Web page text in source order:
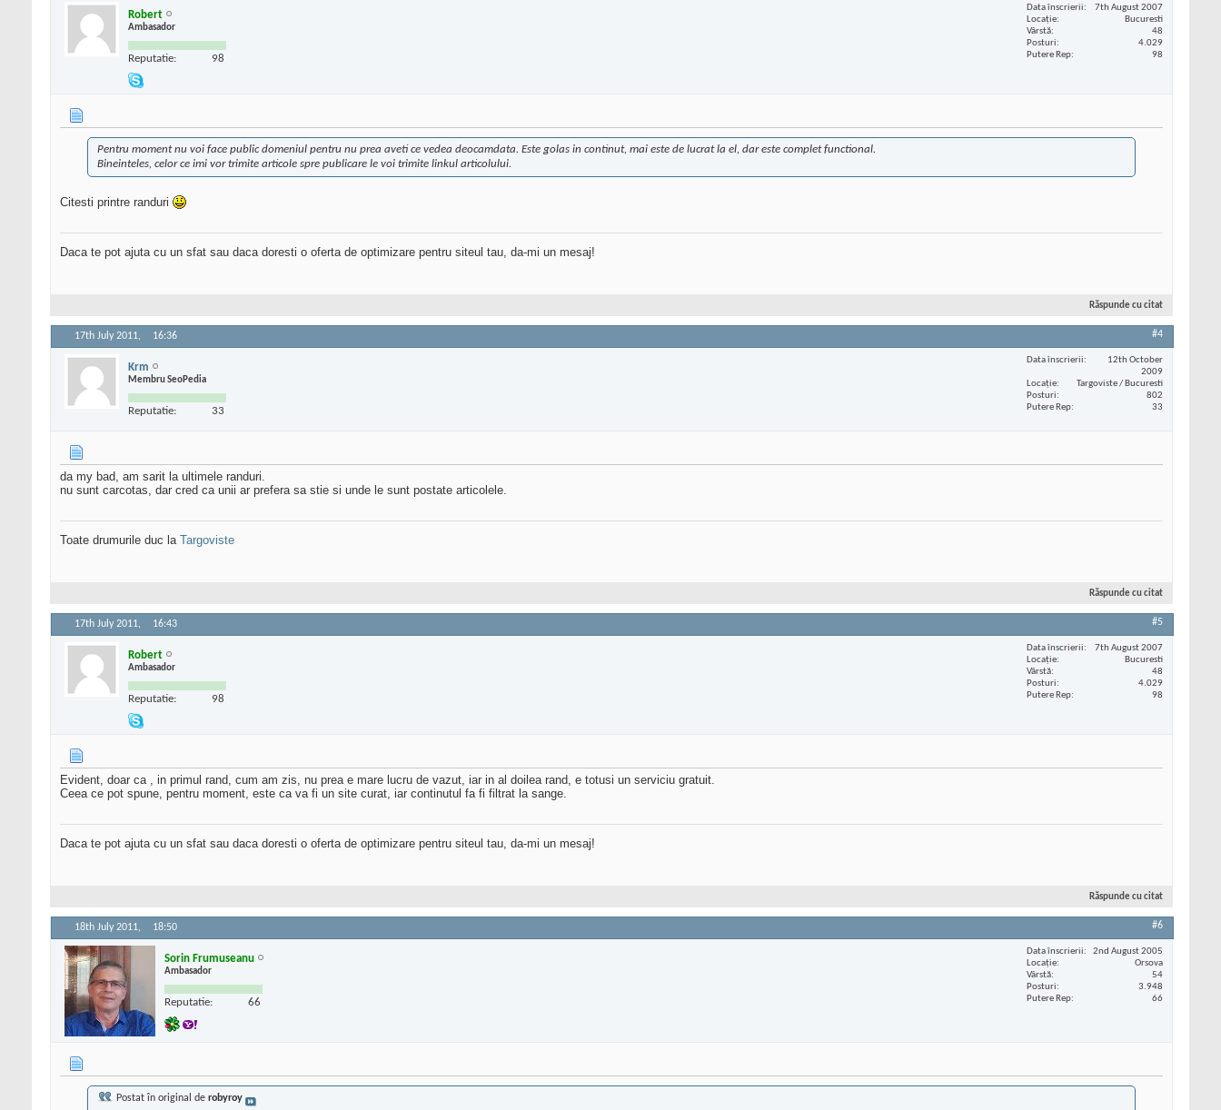
Robert
Ambasador
Reputatie: 98
Data înscrierii
7th August 2007
Locaţie
Bucuresti
Vârstă
48
Posturi
4.029
Putere Rep
98
Pentru moment nu voi face public domeniul pentru nu prea aveti ce vedea deocamdata. Este golas in continut, mai este de lucrat la el, dar este complet functional.
Bineinteles, celor ce imi vor trimite articole spre publicare le voi trimite linkul articolului.
Citesti printre randuri
Daca te pot ajuta cu un sfat sau daca doresti o oferta de optimizare pentru siteul tau, da-mi un mesaj!
Răspunde cu citat
17th July 2011, 16:36 #4
Krm
Membru SeoPedia
Reputatie: 33
Data înscrierii
12th October
2009
Locaţie
Targoviste / Bucuresti
Posturi
802
Putere Rep
33
da my bad, am sarit la ultimele randuri.
nu sunt carcotas, dar cred ca unii ar prefera sa stie si unde le sunt postate articolele.
Toate drumurile duc la Targoviste
Răspunde cu citat
17th July 2011, 16:43 #5
Robert
Ambasador
Reputatie: 98
Data înscrierii
7th August 2007
Locaţie
Bucuresti
Vârstă
48
Posturi
4.029
Putere Rep
98
Evident, doar ca , in primul rand, cum am zis, nu prea e mare lucru de vazut, iar in al doilea rand, e totusi un serviciu gratuit.
Ceea ce pot spune, pentru moment, este ca va fi un site curat, iar continutul fa fi filtrat la sange.
Daca te pot ajuta cu un sfat sau daca doresti o oferta de optimizare pentru siteul tau, da-mi un mesaj!
Răspunde cu citat
18th July 2011, 18:50 #6
Sorin Frumuseanu
Ambasador
Reputatie: 66
Data înscrierii
2nd August 2005
Locaţie
Orsova
Vârstă
54
Posturi
3.948
Putere Rep
66
Postat în original de robyroy